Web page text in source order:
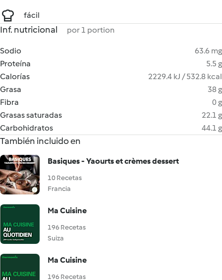
fácil
Inf. nutricional por 1 portion
Sodio
63.6 mg
Proteína
5.5 g
Calorías
2229.4 kJ / 532.8 kcal
Grasa
38 g
Fibra
0 g
Grasas saturadas
22.1 g
Carbohidratos
44.1 g
También incluido en
Basiques - Yaourts et crèmes dessert
10 Recetas
Francia
Ma Cuisine
196 Recetas
Suiza
Ma Cuisine
196 Recetas